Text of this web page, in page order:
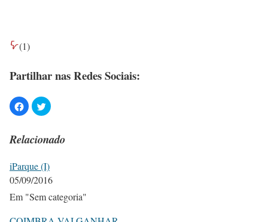
(1)
Partilhar nas Redes Sociais:
Relacionado
iParque (I)
05/09/2016
Em "Sem categoria"